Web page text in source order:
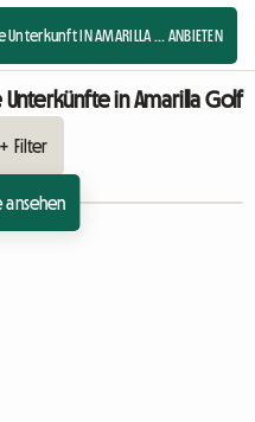
IN AMARILLA ... ANBIETEN
in Amarilla Golf
+ Filter
ansehen